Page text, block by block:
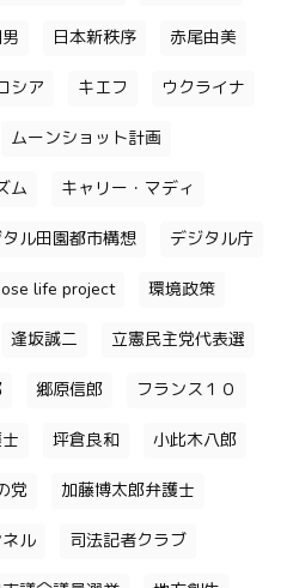
日本新秩序 赤尾由美
シア キエフ ウクライナ
ムーンショット計画
ム キャリー・マディ
ル田園都市構想 デジタル庁
life project 環境政策
逢坂誠二 立憲民主党代表選
郷原信郎 フランス１０
坪倉良和 小此木八郎
党 加藤博太郎弁護士
ル 司法記者クラブ